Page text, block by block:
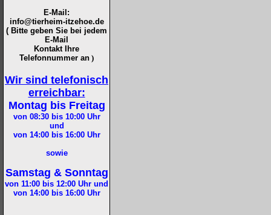
E-Mail:
info@tierheim-itzehoe.de
( Bitte geben Sie bei jedem
E-Mail
Kontakt Ihre
Telefonnummer an )
Wir sind telefonisch
erreichbar:
Montag bis Freitag
von 08:30 bis 10:00Uhr
und
von 14:00 bis 16:00Uhr
sowie
Samstag & Sonntag
von 11:00 bis 12:00 Uhr und
von 14:00 bis 16:00Uhr